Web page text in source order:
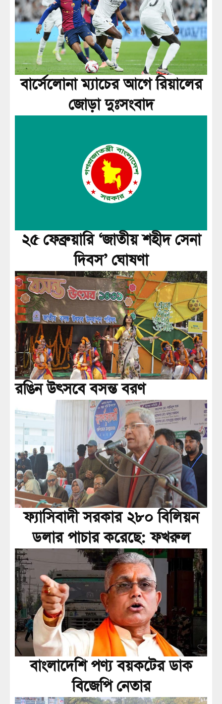
বার্সেলোনা ম্যাচের আগে রিয়ালের
জোড়া দুঃসংবাদ
২৫ ফেব্রুয়ারি ‘জাতীয় শহীদ সেনা
দিবস’ ঘোষণা
রঙিন উৎসবে বসন্ত বরণ
ফ্যাসিবাদী সরকার ২৮০ বিলিয়ন
ডলার পাচার করেছে: ফখরুল
বাংলাদেশি পণ্য বয়কটের ডাক
বিজেপি নেতার